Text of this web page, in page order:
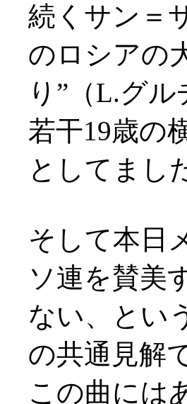
続くサン＝
のロシアの
り”（L.グ
若干19歳の
としてまし
そして本日
ソ連を賛美
ない、とい
の共通見解
この曲には